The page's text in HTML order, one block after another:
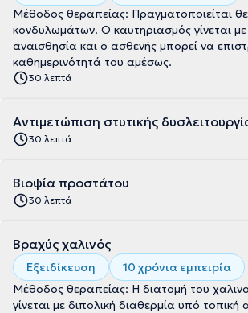
Μέθοδος θεραπείας: Πραγματοποιείται
κονδυλωμάτων. Ο καυτηριασμός γίνεται με
αναισθησία και ο ασθενής μπορεί να
καθημερινότητά του αμέσως.
30 λεπτά
Αντιμετώπιση στυτικής
30 λεπτά
Βιοψία προστάτου
30 λεπτά
Βραχύς χαλινός
Εξειδίκευση
10 χρόνια εμπειρία
Μέθοδος θεραπείας: Η διατομή του
γίνεται με διπολική διαθερμία υπό